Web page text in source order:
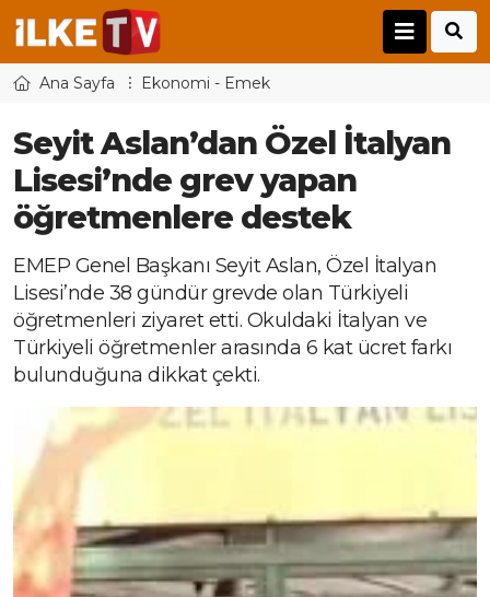
Ana Sayfa Ekonomi - Emek
Seyit Aslan’dan Özel İtalyan
Lisesi’nde grev yapan
öğretmenlere destek
EMEP Genel Başkanı Seyit Aslan, Özel İtalyan
Lisesi’nde 38 gündür grevde olan Türkiyeli
öğretmenleri ziyaret etti. Okuldaki İtalyan ve
Türkiyeli öğretmenler arasında 6 kat ücret farkı
bulunduğuna dikkat çekti.